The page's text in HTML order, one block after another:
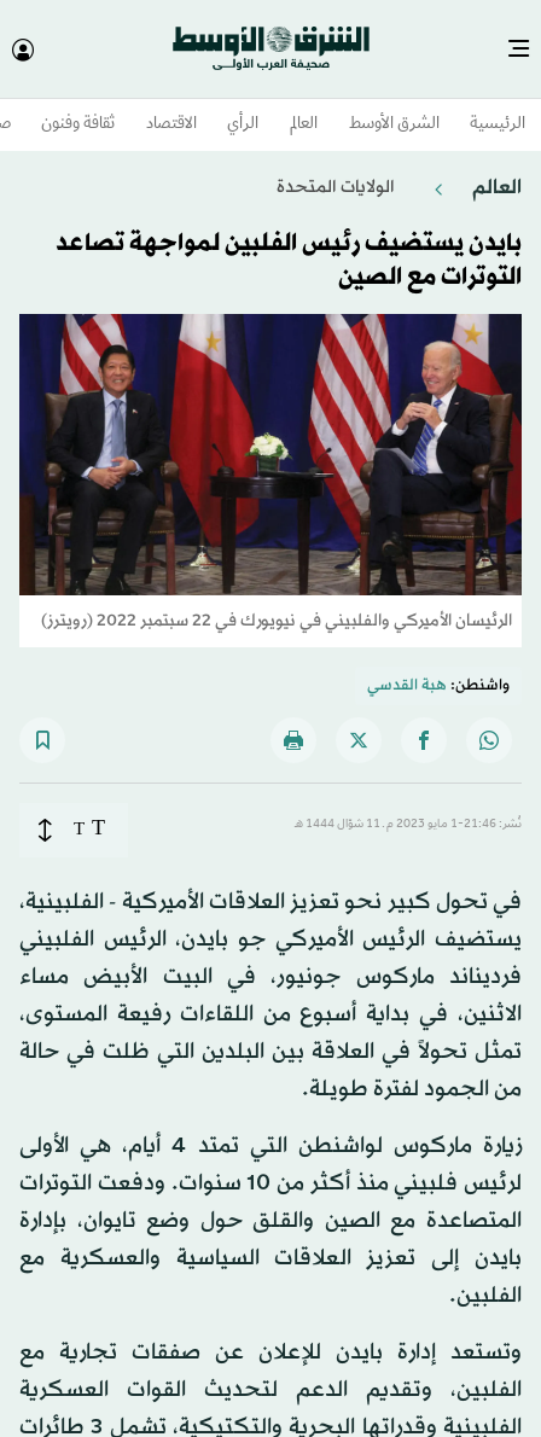
الرئيسية الشرق الأوسط​ العالم الرأي الاقتصاد ثقافة وفنون
العالم الولايات المتحدة​
بايدن يستضيف رئيس الفلبين لمواجهة تصاعد
التوترات مع الصين
الرئيسان الأميركي والفلبيني في نيويورك في 22 سبتمبر 2022 (رويترز)
واشنطن: هبة القدسي
نُشر: 21:46-1 مايو 2023 م ـ 11 شوّال 1444 هـ T
T
في تحول كبير نحو تعزيز العلاقات الأميركية - الفلبينية،
يستضيف الرئيس الأميركي جو بايدن، الرئيس الفلبيني
فرديناند ماركوس جونيور، في البيت الأبيض مساء
الاثنين، في بداية أسبوع من اللقاءات رفيعة المستوى،
تمثل تحولاً في العلاقة بين البلدين التي ظلت في حالة
من الجمود لفترة طويلة.
زيارة ماركوس لواشنطن التي تمتد 4 أيام، هي الأولى
لرئيس فلبيني منذ أكثر من 10 سنوات. ودفعت التوترات
المتصاعدة مع الصين والقلق حول وضع تايوان، بإدارة
بايدن إلى تعزيز العلاقات السياسية والعسكرية مع
الفلبين.
وتستعد إدارة بايدن للإعلان عن صفقات تجارية مع
الفلبين، وتقديم الدعم لتحديث القوات العسكرية
الفلبينية وقدراتها البحرية والتكتيكية، تشمل 3 طائرات